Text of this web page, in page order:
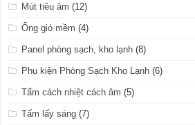
Mút tiêu âm (12)
Ống gió mềm (4)
Panel phòng sạch, kho lạnh (8)
Phụ kiện Phòng Sạch Kho Lạnh (6)
Tấm cách nhiệt cách âm (5)
Tấm lấy sáng (7)